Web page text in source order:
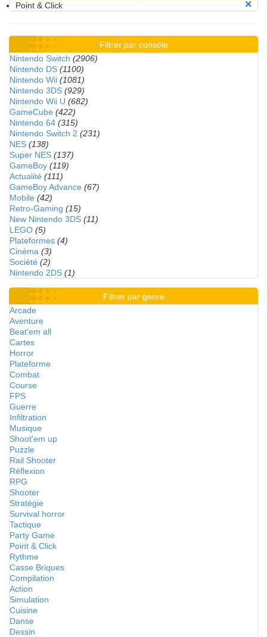
Point & Click
Filtrer par console
Nintendo Switch (2906)
Nintendo DS (1100)
Nintendo Wii (1081)
Nintendo 3DS (929)
Nintendo Wii U (682)
GameCube (422)
Nintendo 64 (315)
Nintendo Switch 2 (231)
NES (138)
Super NES (137)
GameBoy (119)
Actualité (111)
GameBoy Advance (67)
Mobile (42)
Retro-Gaming (15)
New Nintendo 3DS (11)
LEGO (5)
Plateformes (4)
Cinéma (3)
Société (2)
Nintendo 2DS (1)
Filtrer par genre
Arcade
Aventure
Beat'em all
Cartes
Horror
Plateforme
Combat
Course
FPS
Guerre
Infiltration
Musique
Shoot'em up
Puzzle
Rail Shooter
Réflexion
RPG
Shooter
Stratégie
Survival horror
Tactique
Party Game
Point & Click
Rythme
Casse Briques
Compilation
Action
Simulation
Cuisine
Danse
Dessin